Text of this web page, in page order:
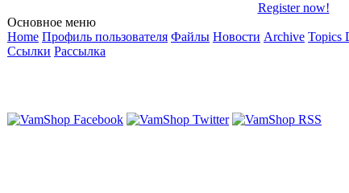
Register now!
Основное меню
Home Профиль пользователя Файлы Новости Archive Topics
Ссылки Рассылка